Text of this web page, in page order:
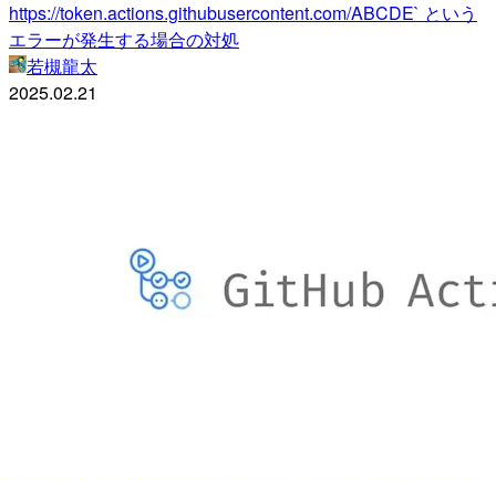
https://token.actions.githubusercontent.com/ABCDE` という
エラーが発生する場合の対処
若槻龍太
2025.02.21